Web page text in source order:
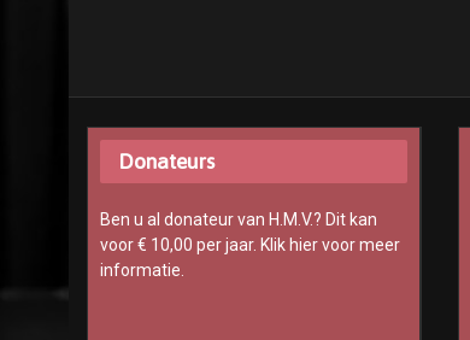
Donateurs
Ben u al donateur van H.M.V.? Dit kan
voor € 10,00 per jaar. Klik hier voor meer
informatie.